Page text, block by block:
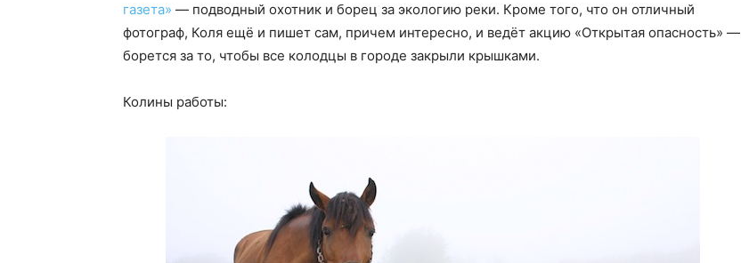
газета» — подводный охотник и борец за экологию реки. Кроме того, что он отличный
фотограф, Коля ещё и пишет сам, причем интересно, и ведёт акцию «Открытая опасность» —
борется за то, чтобы все колодцы в городе закрыли крышками.
Колины работы: